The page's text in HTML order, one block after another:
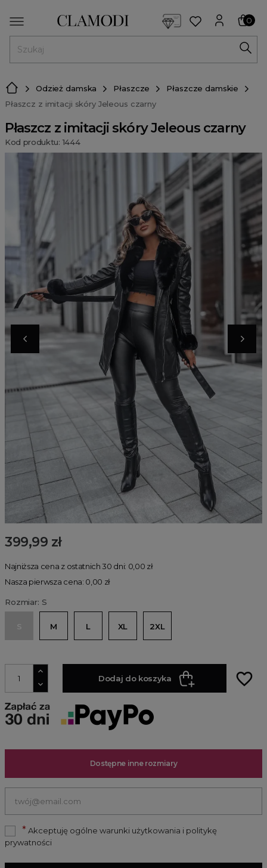
0
Odzież damska Płaszcze
Płaszcze damskie
Płaszcz z imitacji skóry Jeleous czarny
Płaszcz z imitacji skóry Jeleous czarny
Kod produktu: 1444
399,99 zł
Najniższa cena z ostatnich 30 dni: 0,00 zł
Nasza pierwsza cena: 0,00 zł
Rozmiar: S
S M L XL 2XL
Dodaj do koszyka favorite_border
Dostępne inne rozmiary
* Akceptuję ogólne warunki użytkowania i politykę
prywatności